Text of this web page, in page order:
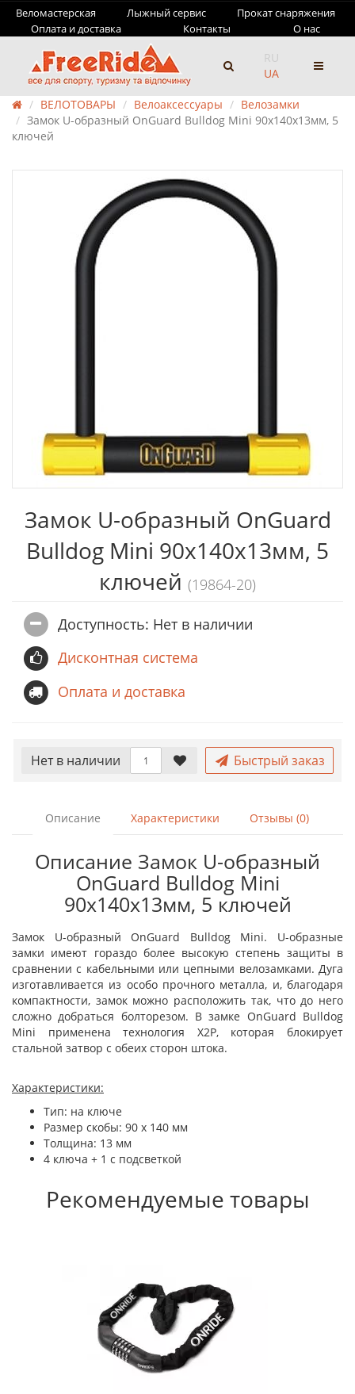
Веломастерская Лыжный сервис
Прокат снаряжения
Оплата и доставка
Контакты О нас
RU
UA
ВЕЛОТОВАРЫ Велоаксессуары
Велозамки
Замок U-образный OnGuard Bulldog Mini 90x140х13мм, 5
ключей
Замок U-образный OnGuard
Bulldog Mini 90x140х13мм, 5
ключей (19864-20)
Доступность: Нет в наличии
Дисконтная система
Оплата и доставка
Нет в наличии Быстрый заказ
Описание Характеристики Отзывы (0)
Описание Замок U-образный
OnGuard Bulldog Mini
90x140х13мм, 5 ключей
Замок U-образный OnGuard Bulldog Mini. U-образные
замки имеют гораздо более высокую степень защиты в
сравнении с кабельными или цепными велозамками. Дуга
изготавливается из особо прочного металла, и, благодаря
компактности, замок можно расположить так, что до него
сложно добраться болторезом. В замке OnGuard Bulldog
Mini применена технология X2P, которая блокирует
стальной затвор с обеих сторон штока.
Характеристики:
Тип: на ключе
Размер скобы: 90 x 140 мм
Толщина: 13 мм
4 ключа + 1 с подсветкой
Рекомендуемые товары